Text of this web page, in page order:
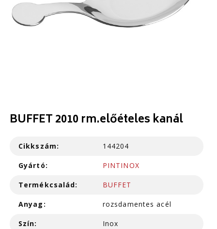
BUFFET 2010 rm.előételes kanál
Cikkszám: 144204
Gyártó: PINTINOX
Termékcsalád: BUFFET
Anyag: rozsdamentes acél
Szín: Inox